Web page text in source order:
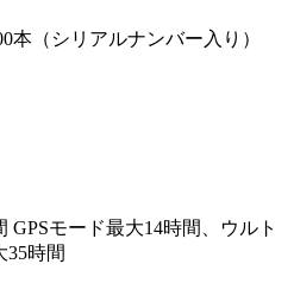
本（シリアルナンバー入り）
GPSモード最大14時間、ウルト
35時間